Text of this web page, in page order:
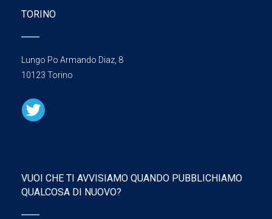
TORINO
Lungo Po Armando Diaz, 8
10123 Torino
VUOI CHE TI AVVISIAMO QUANDO PUBBLICHIAMO
QUALCOSA DI NUOVO?